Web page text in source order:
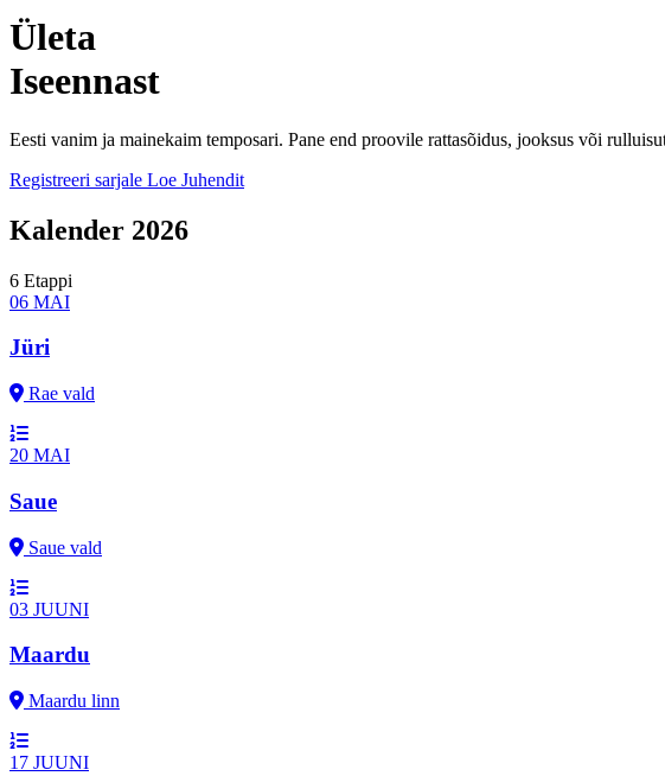
Ületa
Iseennast
Eesti vanim ja mainekaim temposari. Pane end proovile rattasõidus, jooksus või
Registreeri sarjale Loe Juhendit
Kalender 2026
6 Etappi
06 MAI
Jüri
Rae vald
20 MAI
Saue
Saue vald
03 JUUNI
Maardu
Maardu linn
17 JUUNI